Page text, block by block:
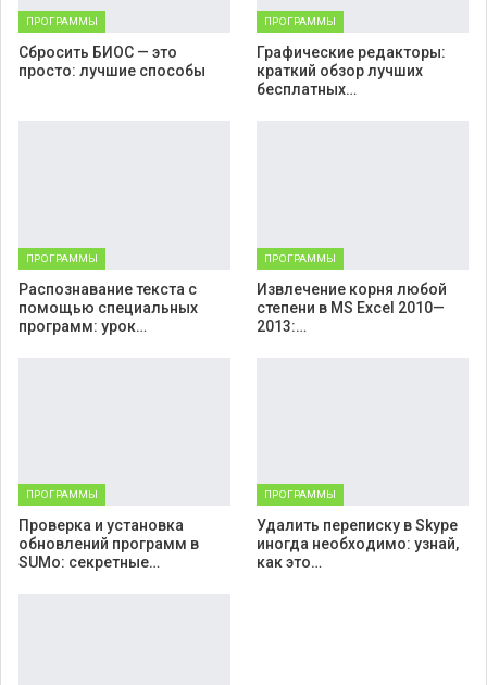
ПРОГРАММЫ
Cбросить БИОС — это
просто: лучшие способы
ПРОГРАММЫ
Графические редакторы:
краткий обзор лучших
бесплатных…
ПРОГРАММЫ
Распознавание текста с
помощью специальных
программ: урок…
ПРОГРАММЫ
Извлечение корня любой
степени в MS Excel 2010—
2013:…
ПРОГРАММЫ
Проверка и установка
обновлений программ в
SUMo: секретные…
ПРОГРАММЫ
Удалить переписку в Skype
иногда необходимо: узнай,
как это…